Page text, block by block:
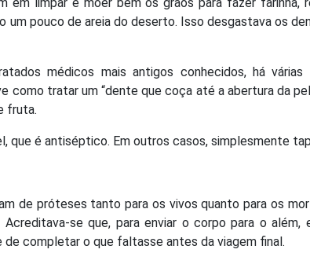
um pouco de areia do deserto. Isso desgastava os
médicos mais antigos conhecidos, há
como tratar um “dente que coça até a abertura da
fruta.
que é antiséptico. Em outros casos, simplesmente
de próteses tanto para os vivos quanto para os
se que, para enviar o corpo para o
de completar o que faltasse antes da viagem final.